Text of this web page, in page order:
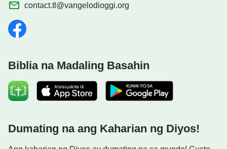
contact.tl@vangelodioggi.org
Biblia na Madaling Basahin
Dumating na ang Kaharian ng Diyos!